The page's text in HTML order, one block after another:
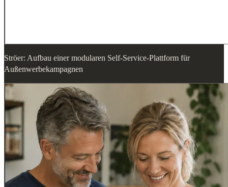
Ströer: Aufbau einer modularen Self-Service-Plattform für
Außenwerbekampagnen